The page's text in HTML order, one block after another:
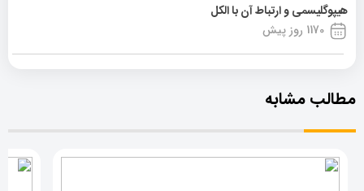
هیپوگلیسمی و ارتباط آن با الکل
1170 روز پیش
مطالب مشابه